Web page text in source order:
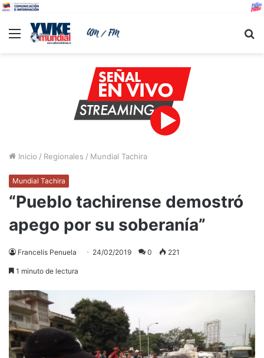
Menu
Inicio / Regionales / Mundial Tachira
Mundial Tachira
“Pueblo tachirense demostró
apego por su soberanía”
Francelis Penuela 24/02/2019 0 221
1 minuto de lectura